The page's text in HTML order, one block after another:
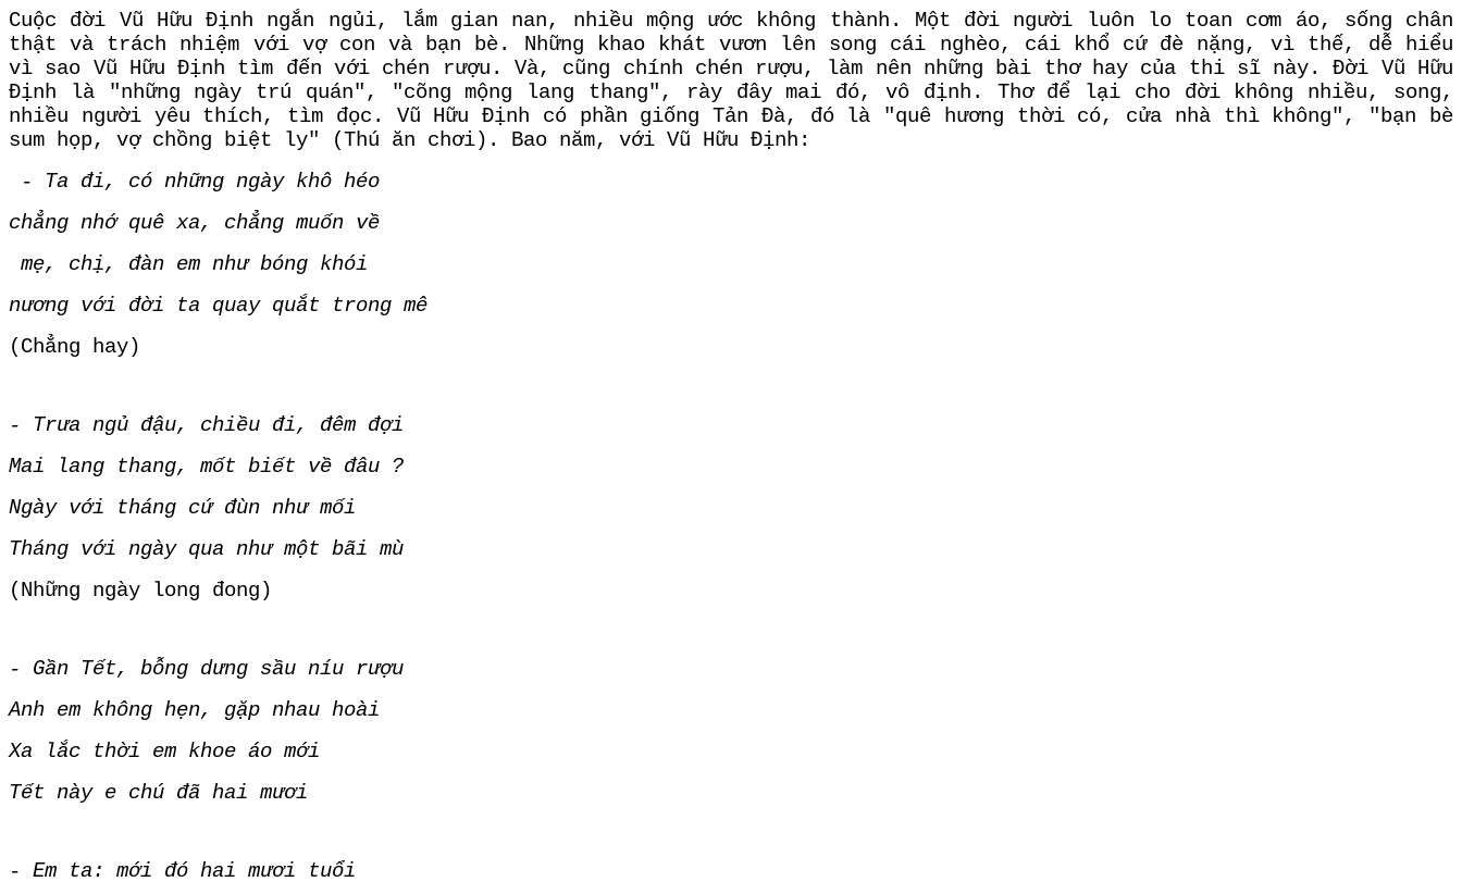
Cuộc đời Vũ Hữu Định ngắn ngủi, lắm gian nan, nhiều mộng ước không thành. Một đời người luôn lo toan cơm áo, sống chân
thật và trách nhiệm với vợ con và bạn bè. Những khao khát vươn lên song cái nghèo, cái khổ cứ đè nặng, vì thế, dễ hiểu
vì sao Vũ Hữu Định tìm đến với chén rượu. Và, cũng chính chén rượu, làm nên những bài thơ hay của thi sĩ này. Đời Vũ Hữu
Định là "những ngày trú quán", "cõng mộng lang thang", rày đây mai đó, vô định. Thơ để lại cho đời không nhiều, song,
nhiều người yêu thích, tìm đọc. Vũ Hữu Định có phần giống Tản Đà, đó là "quê hương thời có, cửa nhà thì không", "bạn bè
sum họp, vợ chồng biệt ly" (Thú ăn chơi). Bao năm, với Vũ Hữu Định:
- Ta đi, có những ngày khô héo
chẳng nhớ quê xa, chẳng muốn về
mẹ, chị, đàn em như bóng khói
nương với đời ta quay quắt trong mê
(Chẳng hay)
- Trưa ngủ đậu, chiều đi, đêm đợi
Mai lang thang, mốt biết về đâu ?
Ngày với tháng cứ đùn như mối
Tháng với ngày qua như một bãi mù
(Những ngày long đong)
- Gần Tết, bỗng dưng sầu níu rượu
Anh em không hẹn, gặp nhau hoài
Xa lắc thời em khoe áo mới
Tết này e chú đã hai mươi
- Em ta: mới đó hai mươi tuổi